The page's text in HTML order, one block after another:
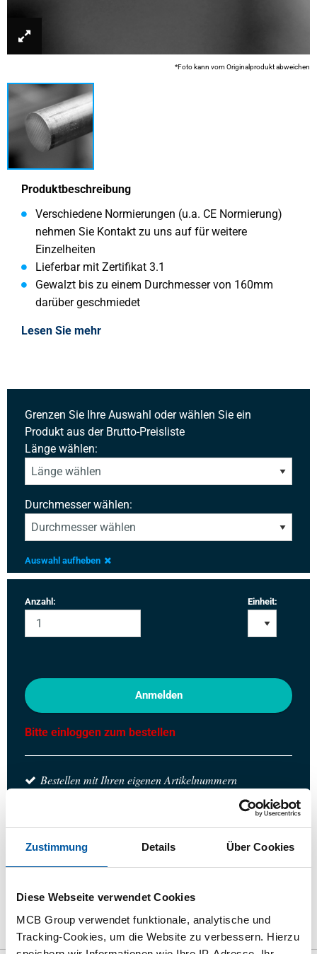
Zustimmung Details Über Cookies
Diese Webseite verwendet Cookies
MCB Group verwendet funktionale, analytische und
Tracking-Cookies, um die Website zu verbessern. Hierzu
*Foto kann vom Originalprodukt abweichen
Produktbeschreibung
Verschiedene Normierungen (u.a. CE Normierung)
nehmen Sie Kontakt zu uns auf für weitere
Einzelheiten
Lieferbar mit Zertifikat 3.1
Gewalzt bis zu einem Durchmesser von 160mm
darüber geschmiedet
Lesen Sie mehr
Grenzen Sie Ihre Auswahl oder wählen Sie ein
Produkt aus der Brutto-Preisliste
Länge wählen:
Durchmesser wählen:
Auswahl aufheben
Anzahl: Einheit:
Anmelden
Bitte einloggen zum bestellen
Bestellen mit Ihren eigenen Artikelnummern
das Produkt Produktbeschreibung
Downloads Spezifikationen